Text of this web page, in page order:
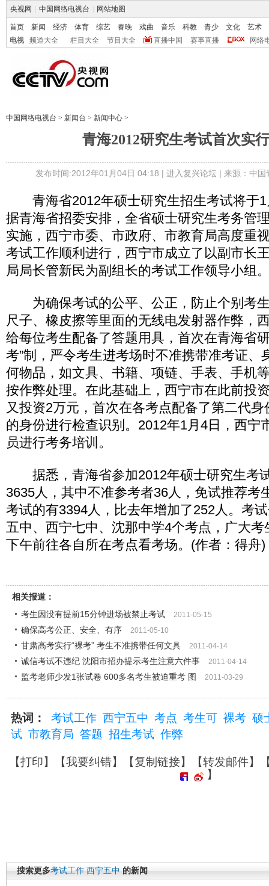
央视网 中国网络电视台 网站地图
首页 新闻 经济 体育 综艺 春晚 戏曲 音乐 科教 青少 文化
艺术
电视
频道大全 栏目大全 节目大全 直播中国 赛事直播 网络
中国网络电视台 > 新闻台 > 新闻中心 >
青海2012研究生考试首次实
发布时间:2012年01月04日 04:18 | 进入复兴论坛| 来源：中国
青海省2012年硕士研究生招生考试将于1
据青海省招委安排，全省硕士研究生考务管
实施，西宁市委、市政府、市教育局高度重
考试工作顺利进行，西宁市成立了以副市长
局局长管新民为副组长的考试工作领导小组
为确保考试的公平、公正，防止个别考
尺子、橡皮擦等里面的无线电发射器作弊，
给每位考生配备了答题用具，首次在青海省
考”制，严令考生进考场时不准携带准考证、
何物品，如文具、书籍、项链、手表、手机
按作弊处理。在此基础上，西宁市在此前投
又投资2万元，首次在各考点配备了第二代
的身份进行检查识别。2012年1月4日，西宁
员进行考务培训。
据悉，青海省参加2012年硕士研究生考
3635人，其中不准参考者36人，免试推荐考
考试的有3394人，比去年增加了252人。考
五中、西宁七中、沈那中学4个考点，广大
下午前往各自所在考点看考场。(作者：得舟)
相关报道：
考生因没有提前15分钟进场被禁止考试
2011-05-15
确保高考公正、安全、有序 2011-05-10
甘肃高考实行“裸考” 考生不准携带任何文具 2011-04-14
诚信考试不违纪 沈阳市招办提示考生注意六件事 2011-04-14
监考老师少发1张试卷 600多名考生被迫重考 图 2011-03-29
热词： 考试工作 西宁五中 考点 考生可 裸考 硕
试 市教育局 答题 招生考试 作弊
【打印】【我要纠错】【复制链接】【转发邮件】
】
搜索更多考试工作 西宁五中 的新闻